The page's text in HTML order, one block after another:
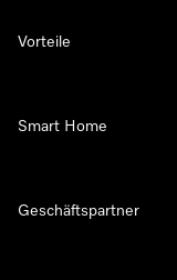
Vorteile
Smart Home
Geschäftspartner